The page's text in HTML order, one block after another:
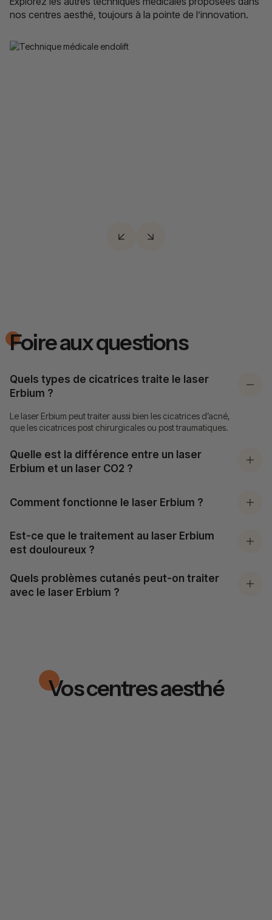
nos centres aesthé, toujours à la pointe de l’innovation.
Foire aux questions
Quels types de cicatrices traite le laser
Erbium ?
Le laser Erbium peut traiter aussi bien les cicatrices d’acné,
que les cicatrices post chirurgicales ou post traumatiques.
Quelle est la différence entre un laser
Erbium et un laser CO2 ?
Comment fonctionne le laser Erbium ?
Est-ce que le traitement au laser Erbium
est douloureux ?
Quels problèmes cutanés peut-on traiter
avec le laser Erbium ?
Vos centres aesthé